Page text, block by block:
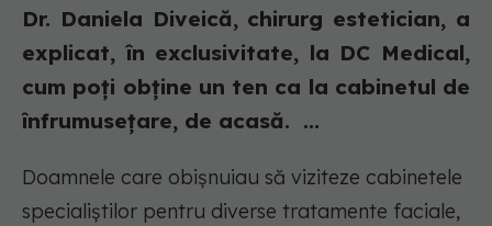
Dr. Daniela Diveică, chirurg estetician, a
explicat, în exclusivitate, la DC Medical,
cum poți obține un ten ca la cabinetul de
înfrumusețare, de acasă. ...
Doamnele care obișnuiau să viziteze cabinetele
specialiștilor pentru diverse tratamente faciale,